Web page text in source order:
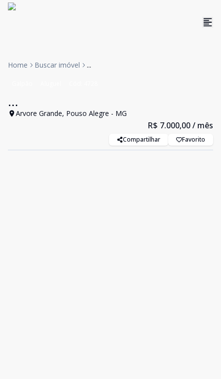
Home Buscar imóvel ...
...
Arvore Grande, Pouso Alegre - MG
R$ 7.000,00/ mês
Compartilhar Favorito